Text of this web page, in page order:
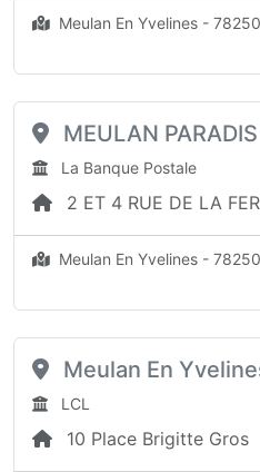
Meulan En Yvelines - 78250
MEULAN
La Banque Postale
2 ET 4 RUE DE LA
Meulan En Yvelines - 78250
Meulan En
LCL
10 Place Brigitte Gros